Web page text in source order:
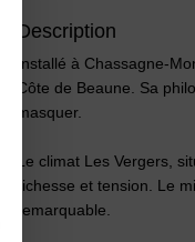
Description
Installé à Chassagne-
Côte de Beaune. Sa
masquer.
Le climat Les Vergers,
richesse et tension. Le
remarquable.